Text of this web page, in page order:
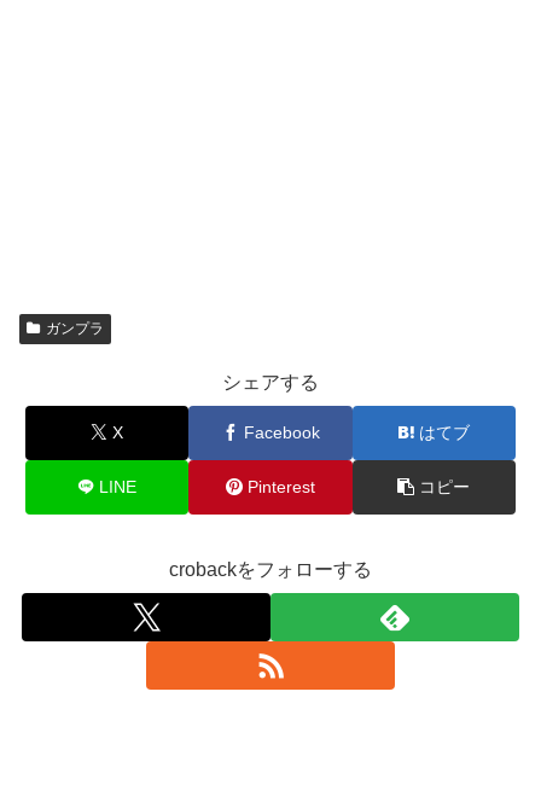
ガンプラ
シェアする
X Facebook はてブ
LINE Pinterest コピー
crobackをフォローする